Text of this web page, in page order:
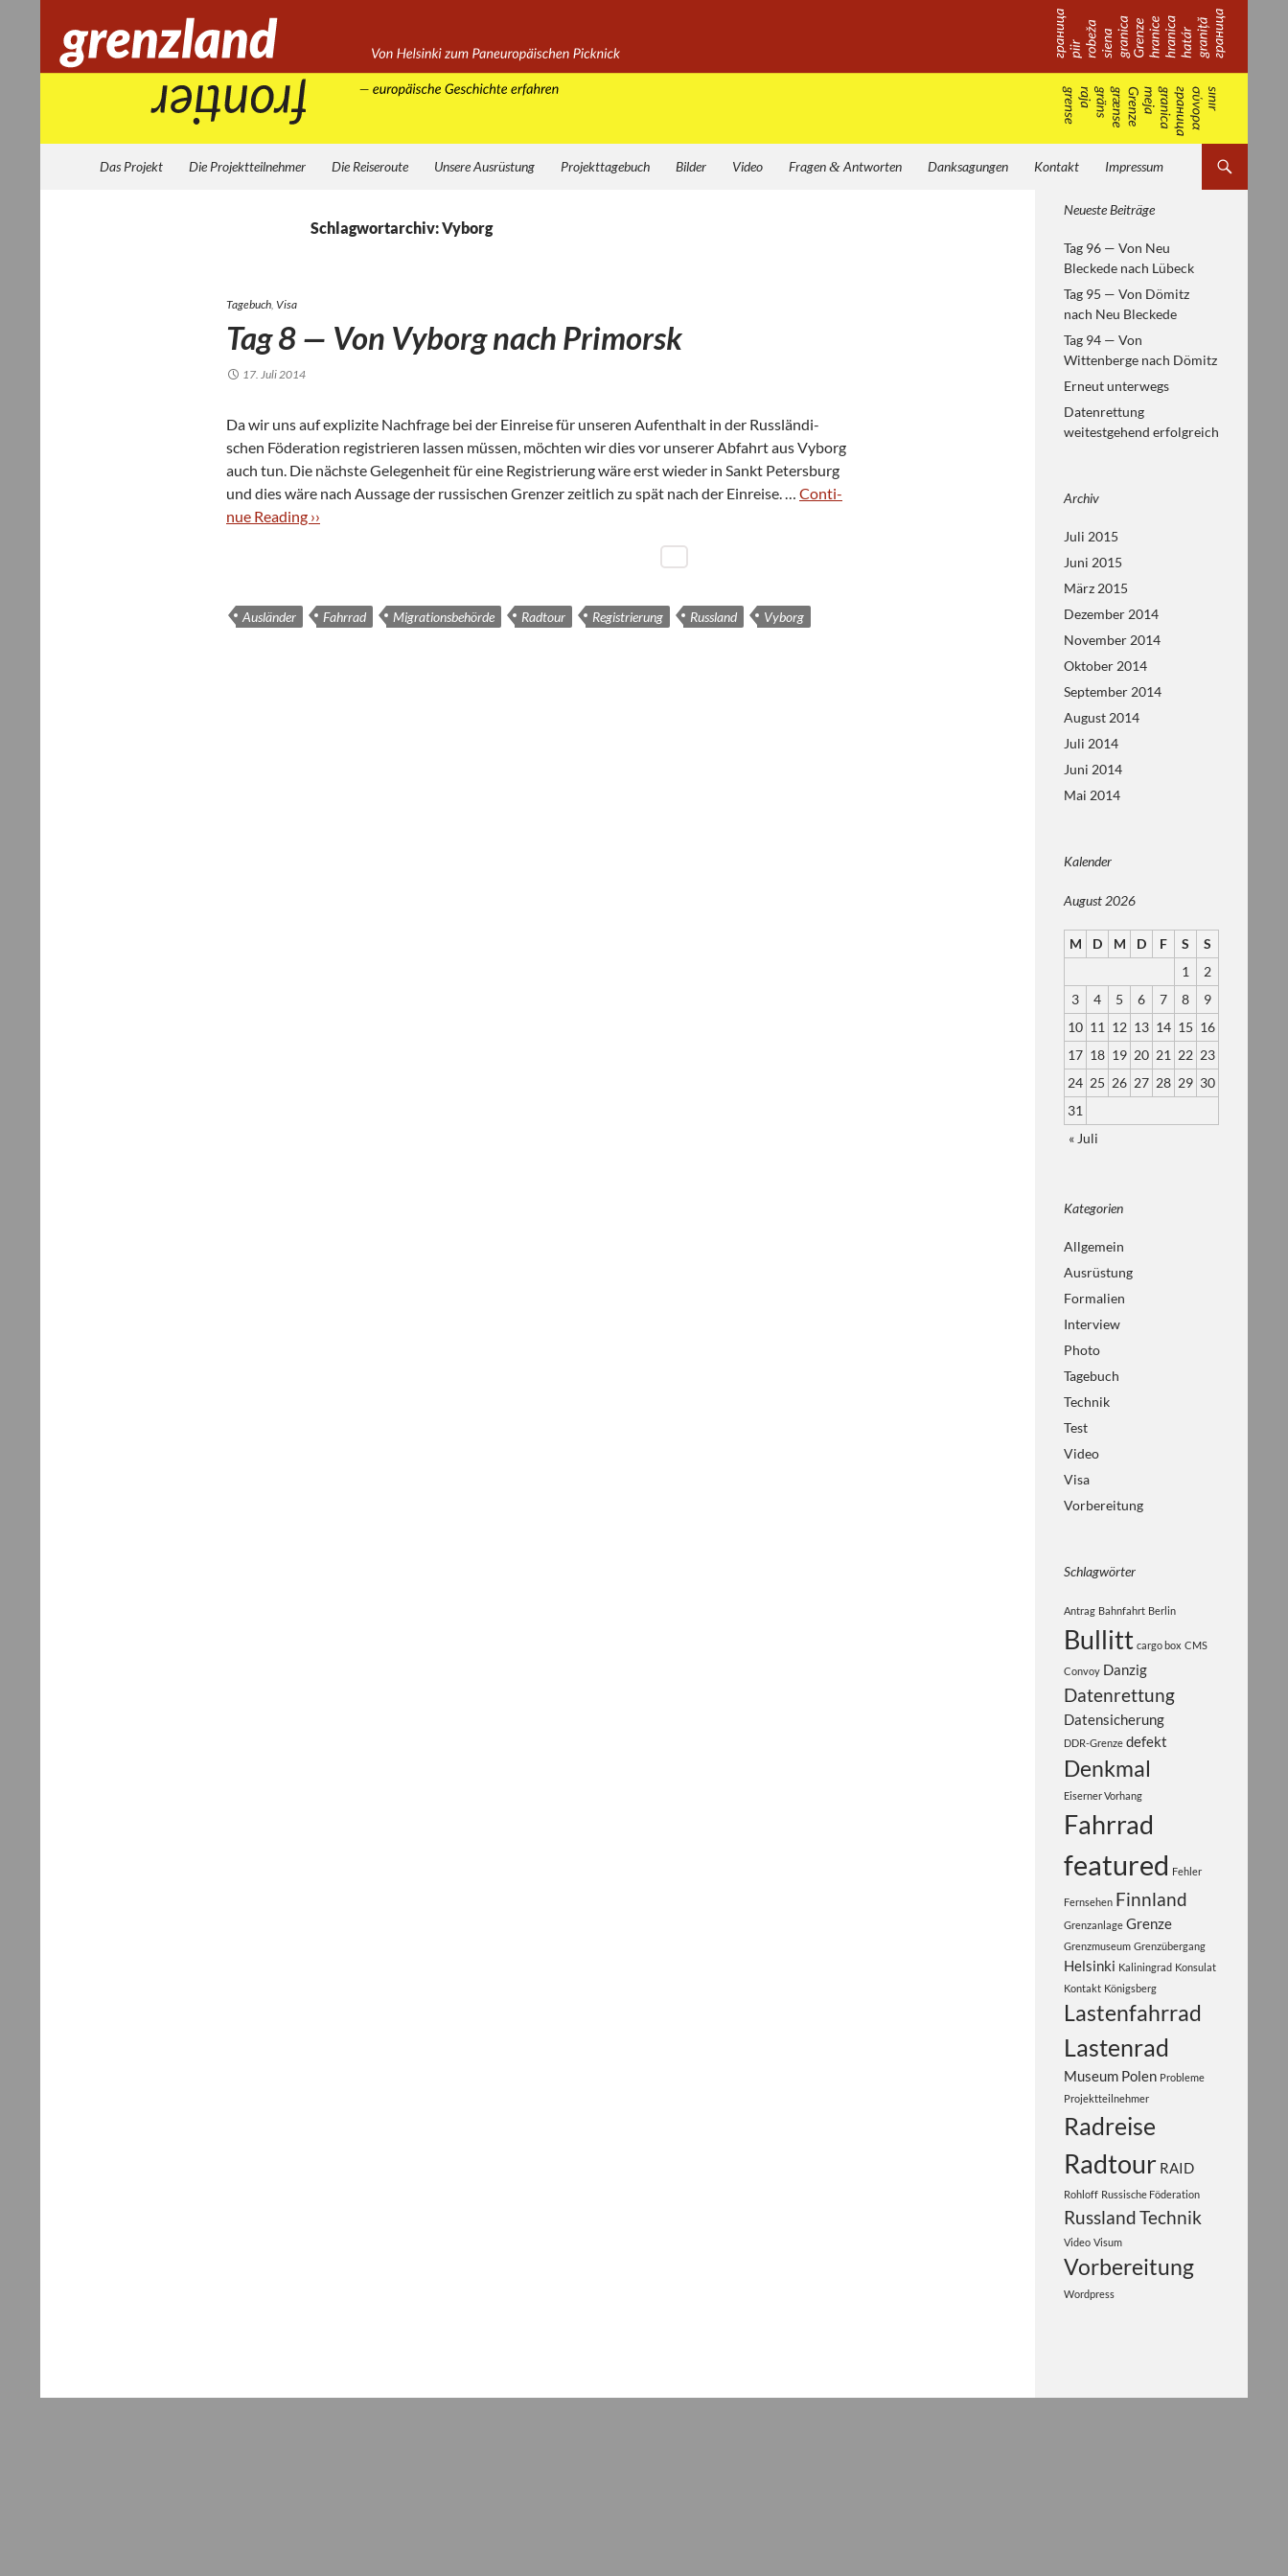
Grenzland
Das Projekt Die Projektteilnehmer Die Reiseroute Unsere Ausrüstung Projekttagebuch Bilder Video Fragen&Antworten Danksagungen Kontakt Impressum
Schlagwortarchiv: Vyborg
Tagebuch, Visa
Tag 8 — Von Vyborg nach Primorsk
17. Juli 2014
Da wir uns auf expli­zite Nach­frage bei der Ein­reise für unse­ren Auf­ent­halt in der Russ­län­di­
schen Föde­ra­tion regis­trie­ren las­sen müs­sen, möch­ten wir dies vor unse­rer Abfahrt aus Vyborg
auch tun. Die nächste Gele­gen­heit für eine Regis­trie­rung wäre erst wie­der in Sankt Peters­burg
und dies wäre nach Aus­sage der rus­si­schen Gren­zer zeit­lich zu spät nach der Ein­reise. … Con­ti­
nue Rea­ding ››
Ausländer Fahrrad Migrationsbehörde Radtour Registrierung Russland Vyborg
Von Helsinki zum
europäische Geschichte
erfahren
Neueste Beiträge
Tag 96 — Von Neu
Bleckede nach Lübeck
Tag 95 — Von Dömitz
nach Neu Bleckede
Tag 94 — Von
Wittenberge nach Dömitz
Erneut unterwegs
Datenrettung
weitestgehend erfolgreich
Archiv
Juli 2015
Juni 2015
März 2015
Dezember 2014
November 2014
Oktober 2014
September 2014
August 2014
Juli 2014
Juni 2014
Mai 2014
Kalender
August 2026
M D M D F S
S
1
2
3
4 5 6 7 8
9
10 11 12 13 14 15 16
17 18 19 20 21 22 23
24 25 26 27 28 29 30
31
« Juli
Kategorien
Allgemein
Ausrüstung
Formalien
Interview
Photo
Tagebuch
Technik
Test
Video
Visa
Vorbereitung
Schlagwörter
Antrag Bahnfahrt Berlin
Bullitt cargo box CMS
Convoy Danzig
Datenrettung
Datensicherung
DDR-Grenze defekt
Denkmal
Eiserner Vorhang
Fahrrad
featured Fehler
Fernsehen Finnland
Grenzanlage Grenze
Grenzmuseum Grenzübergang
Helsinki Kaliningrad Konsulat
Kontakt Königsberg
Lastenfahrrad
Lastenrad
Museum Polen Probleme
Projektteilnehmer
Radreise
Radtour RAID
Rohloff Russische Föderation
RusslandTechnik
Video Visum
Vorbereitung
Wordpress